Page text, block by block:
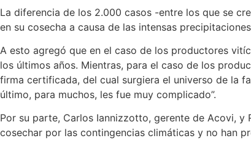
La diferencia de los 2.000 casos -entre los que se
en su cosecha a causa de las intensas
A esto agregó que en el caso de los productores
los últimos años. Mientras, para el caso de los
firma certificada, del cual surgiera el universo de la
último, para muchos, les fue muy complicado”.
Por su parte, Carlos Iannizzotto, gerente de Acovi,
cosechar por las contingencias climáticas y no han